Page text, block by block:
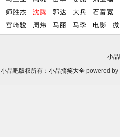
师胜杰
沈腾 郭达 大兵
石富宽
宫崎骏
周炜 马丽 马季 电影
小
小品吧版权所有： 小品搞笑大全 powered by